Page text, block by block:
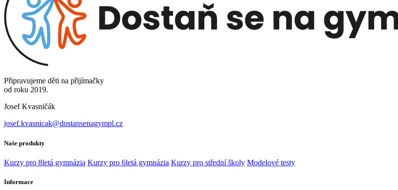
Připravujeme děti na přijímačky
od roku 2019.
Josef Kvasničák
josef.kvasnicak@dostansenagympl.cz
Naše produkty
Kurzy pro 8letá gymnázia Kurzy pro 6letá gymnázia Kurzy pro střední školy Modelové testy
Informace